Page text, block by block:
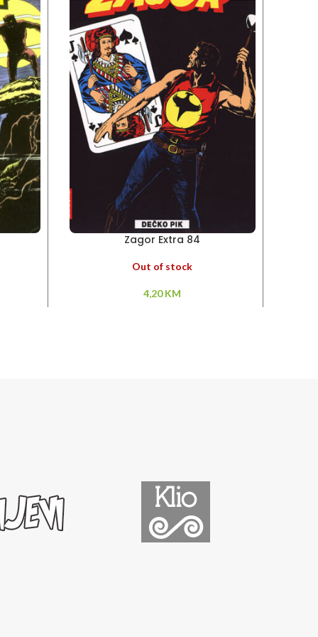
Zagor Extra 84
Out of stock
4,20KM